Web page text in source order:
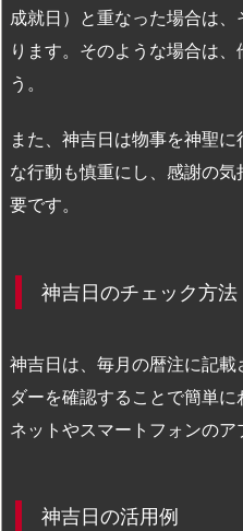
成就日）と重なった場合は
ります。そのような場合は
う。
また、神吉日は物事を神聖
な行動も慎重にし、感謝の
要です。
神吉日のチェック方法
神吉日は、毎月の暦注に記
ダーを確認することで簡単
ネットやスマートフォンのア
神吉日の活用例